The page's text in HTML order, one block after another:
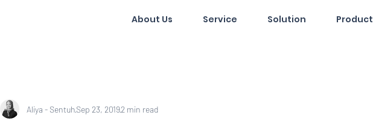
About Us Service Solution Product
Aliya - SentuhSep 23, 20192 min read